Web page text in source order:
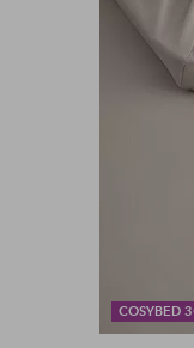
Lue
COSYBED